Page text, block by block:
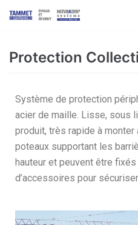
Skip
Protection
Système de protection
acier de maille. Lisse, sous
produit, très rapide à
poteaux supportant les
hauteur et peuvent être
d’accessoires pour